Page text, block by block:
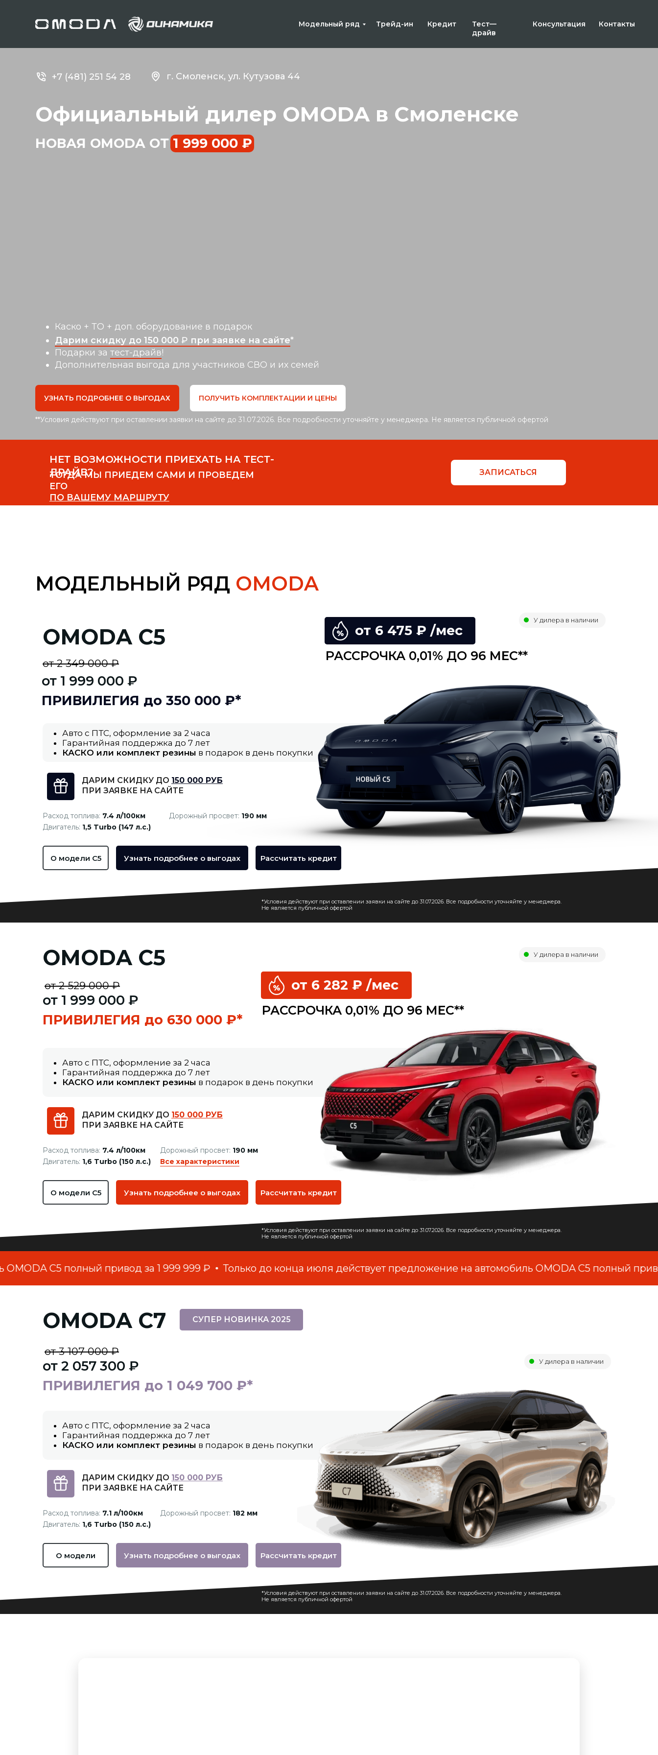
Консультация
Тест—
драйв
Контакты
Кредит
Трейд-ин
Модельный ряд
Официальный дилер OMODA в Смоленске
НОВАЯ OMODA ОТ 1 999 000 ₽
+7 (481) 251 54 28
Дополнительная выгода для участников СВО и их семей
Каско + ТО + доп. оборудование в подарок
Дарим скидку до 150 000 ₽ при заявке на сайте*
Подарки за тест-драйв!
г. Смоленск, ул. Кутузова 44
УЗНАТЬ ПОДРОБНЕЕ О ВЫГОДАХ ПОЛУЧИТЬ КОМПЛЕКТАЦИИ И ЦЕНЫ
**Условия действуют при оставлении заявки на сайте до 31.07.2026. Все подробности уточняйте у менеджера. Не является публичной офертой
ТОГДА МЫ ПРИЕДЕМ САМИ И ПРОВЕДЕМ
НЕТ ВОЗМОЖНОСТИ ПРИЕХАТЬ НА ТЕСТ-
ДРАЙВ?
ЗАПИСАТЬСЯ
МОДЕЛЬНЫЙ РЯД OMODA
Авто с ПТС, оформление за 2 часа
Гарантийная поддержка до 7 лет
КАСКО или комплект резины в подарок в день покупки
от 1 999 000 ₽
ПРИВИЛЕГИЯ до 350 000 ₽*
OMODA C5
Расход топлива: 7.4 л/100км
Двигатель: 1,5 Turbo (147 л.с.)
Дорожный просвет: 190 мм
*Условия действуют при оставлении заявки на сайте до 31.07.2026. Все подробности уточняйте у менеджера.
Не является публичной офертой
Узнать подробнее о выгодах Рассчитать кредит
О модели C5
от 2 349 000 ₽
РАССРОЧКА 0,01% ДО 96 МЕС**
от 6 475 ₽ /мес
ДАРИМ СКИДКУ ДО 150 000 РУБ
ПРИ ЗАЯВКЕ НА САЙТЕ
У дилера в наличии
от 1 999 000 ₽
ПРИВИЛЕГИЯ до 630 000 ₽*
OMODA C5
Расход топлива: 7.4 л/100км
Двигатель: 1,6 Turbo (150 л.с.)
О модели C5 Узнать подробнее о выгодах Рассчитать кредит
*Условия действуют при оставлении заявки на сайте до 31.07.2026. Все подробности уточняйте у менеджера.
Не является публичной офертой
Авто с ПТС, оформление за 2 часа
Гарантийная поддержка до 7 лет
КАСКО или комплект резины в подарок в день покупки
Дорожный просвет: 190 мм
Все характеристики
от 2 529 000 ₽
РАССРОЧКА 0,01% ДО 96 МЕС**
от 6 282 ₽ /мес
ДАРИМ СКИДКУ ДО 150 000 РУБ
ПРИ ЗАЯВКЕ НА САЙТЕ
У дилера в наличии
С5 полный привод за 1 999 999 ₽ Только до конца июля действует предложение на автомобиль OMODA С5 полный привод
от 2 057 300 ₽
ПРИВИЛЕГИЯ до 1 049 700 ₽*
Расход топлива: 7.1 л/100км
Двигатель: 1,6 Turbo (150 л.с.)
OMODA С7 СУПЕР НОВИНКА 2025
О модели Узнать подробнее о выгодах
Авто с ПТС, оформление за 2 часа
Гарантийная поддержка до 7 лет
КАСКО или комплект резины в подарок в день покупки
*Условия действуют при оставлении заявки на сайте до 31.07.2026. Все подробности уточняйте у менеджера.
Не является публичной офертой
Рассчитать кредит
Дорожный просвет: 182 мм
от 3 107 000 ₽
ДАРИМ СКИДКУ ДО 150 000 РУБ
ПРИ ЗАЯВКЕ НА САЙТЕ
У дилера в наличии